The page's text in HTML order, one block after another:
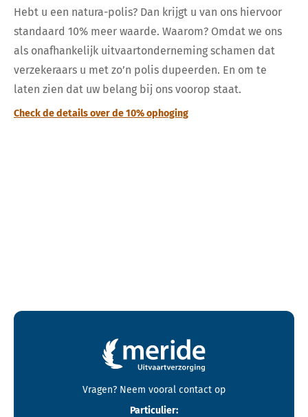
Hebt u een natura-polis? Dan krijgt u van ons hiervoor
standaard 10% meer waarde. Waarom? Omdat we ons
als onafhankelijk uitvaartonderneming schamen dat
verzekeraars u met zo’n polis dupeerden. En om te
laten zien dat uw belang bij ons voorop staat.
Check de details over de 10% ophoging
Contactgegevens en footer menu van Meride
Vragen? Neem vooral contact op
Particulier: